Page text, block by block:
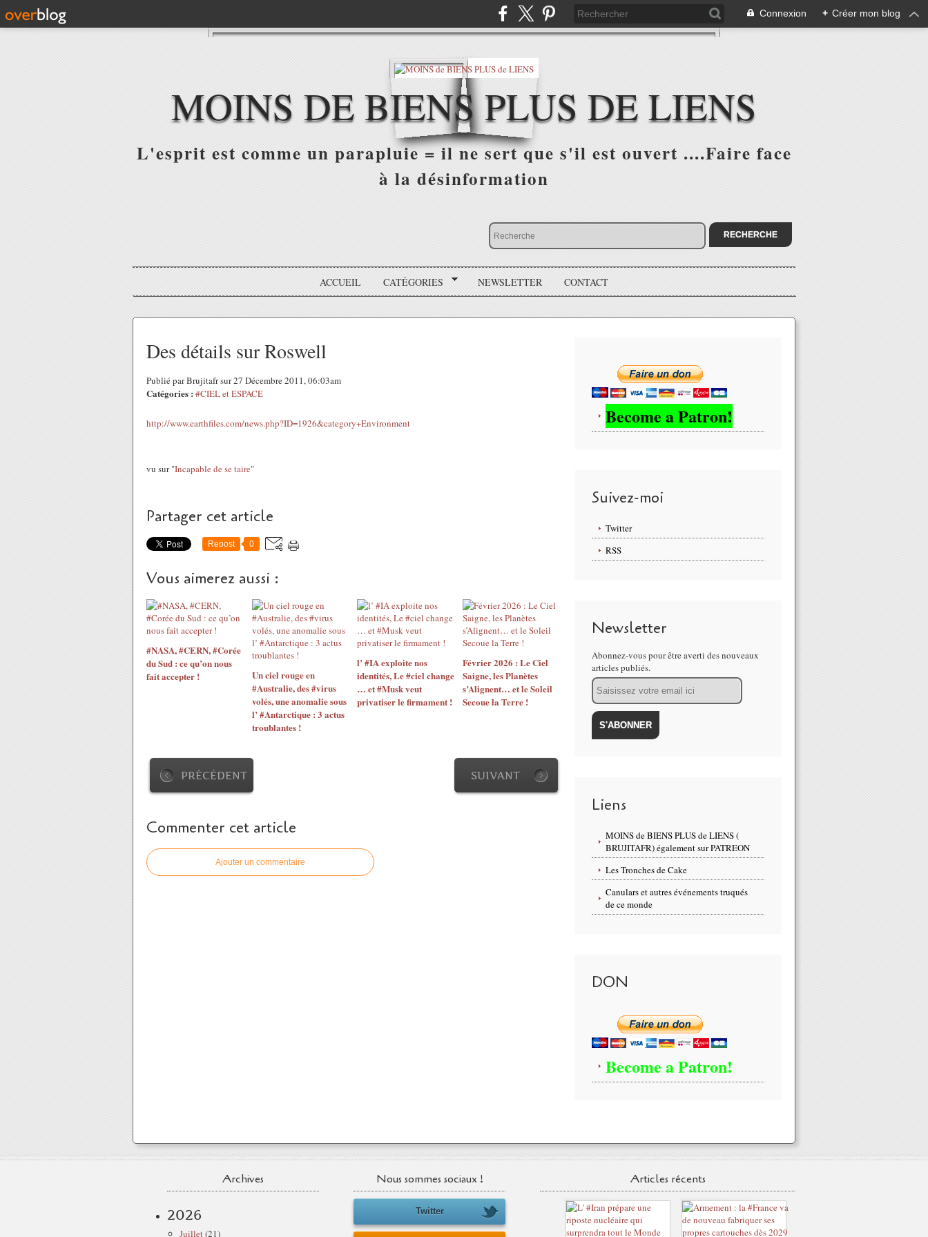
Connexion + Créer mon blog
MOINS DE BIENS PLUS DE LIENS
L'esprit est comme un parapluie = il ne sert que s'il est ouvert ....Faire face
à la désinformation
ACCUEIL CATÉGORIES NEWSLETTER CONTACT
Des détails sur Roswell
Publié par Brujitafr sur 27 Décembre 2011, 06:03am
Catégories : #CIEL et ESPACE
http://www.earthfiles.com/news.php?ID=1926&category+Environment
vu sur "Incapable de se taire"
Partager cet article
Repost 0
Vous aimerez aussi :
#NASA, #CERN, #Corée
du Sud : ce qu’on nous
fait accepter !
Un ciel rouge en
#Australie, des #virus
volés, une anomalie sous
l’ #Antarctique : 3 actus
troublantes !
l’ #IA exploite nos
identités, Le #ciel change
… et #Musk veut
privatiser le firmament !
Février 2026 : Le Ciel
Saigne, les Planètes
s’Alignent… et le Soleil
Secoue la Terre !
PRÉCÉDENT SUIVANT
Commenter cet article
Ajouter un commentaire
Become a Patron!
Suivez-moi
Twitter
RSS
Newsletter
Abonnez-vous pour être averti des nouveaux
articles publiés.
Email
Liens
MOINS de BIENS PLUS de LIENS (
BRUJITAFR) également sur PATREON
Les Tronches de Cake
Canulars et autres événements truqués
de ce monde
DON
Become a Patron!
Archives
2026
Juillet(21)
Nous sommes sociaux !
Twitter
Articles récents